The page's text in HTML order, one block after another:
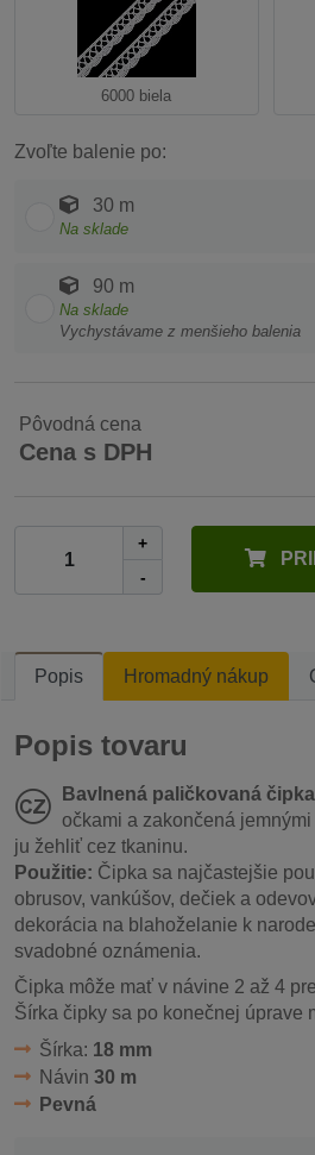
6000 biela
Zvoľte balenie po:
30 m
Na sklade
90 m
Na sklade
Vychystávame z menšieho balenia
Pôvodná cena
Cena s DPH
+
-
Popis Hromadný nákup
Popis tovaru
Bavlnená paličkovaná čipka
očkami a zakončená
ju žehliť cez tkaninu.
Použitie: Čipka sa najčastejšie
obrusov, vankúšov, dečiek a
dekorácia na blahoželanie k
svadobné oznámenia.
Čipka môže mať v návine 2 až 4
Šírka čipky sa po konečnej úprave
Šírka: 18 mm
Návin 30 m
Pevná